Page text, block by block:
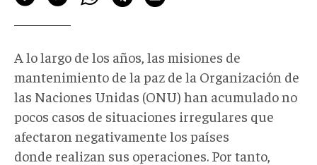
A lo largo de los años, las misiones de
mantenimiento de la paz de la Organización de
las Naciones Unidas (ONU) han acumulado no
pocos casos de situaciones irregulares que
afectaron negativamente los países
donde realizan sus operaciones. Por tanto,